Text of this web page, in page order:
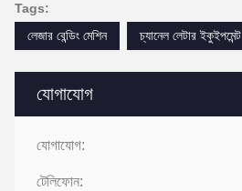
যোগাযোগ
যোগাযোগ:
টেলিফোন:
Tags:
লেজার বেন্ডিং মেশিন
চ্যানেল লেটার ইকুইপমেন্ট